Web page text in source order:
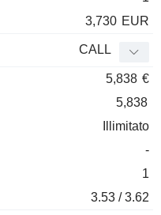
3,730 EUR
CALL
5,838 €
5,838
Illimitato
-
1
3.53 / 3.62